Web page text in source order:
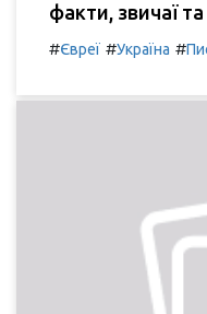
факти, звичаї
#Євреї #Україна #